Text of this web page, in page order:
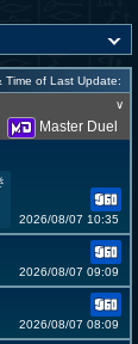
Time of Last Update:
∨
Master Duel
2026/08/07 10:35
2026/08/07 09:09
2026/08/07 08:09